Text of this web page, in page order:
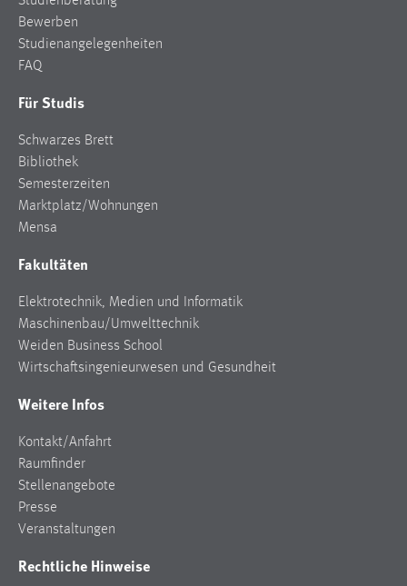
Bewerben
Studienangelegenheiten
FAQ
Für Studis
Schwarzes Brett
Bibliothek
Semesterzeiten
Marktplatz/Wohnungen
Mensa
Fakultäten
Elektrotechnik, Medien und Informatik
Maschinenbau/Umwelttechnik
Weiden Business School
Wirtschaftsingenieurwesen und Gesundheit
Weitere Infos
Kontakt/Anfahrt
Raumfinder
Stellenangebote
Presse
Veranstaltungen
Rechtliche Hinweise